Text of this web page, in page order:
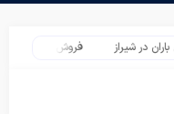
فروش تشک ارزان در